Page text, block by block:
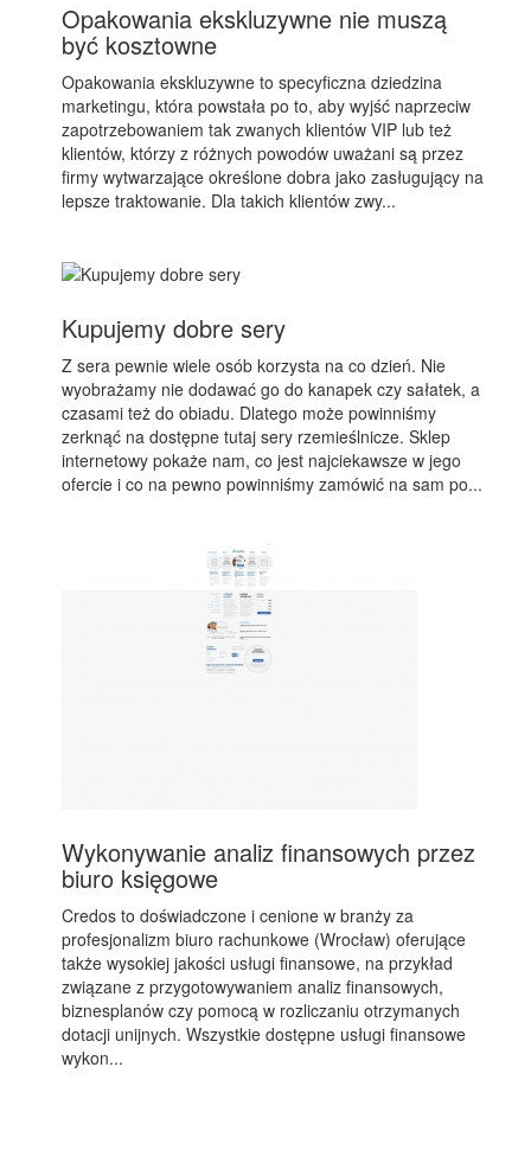
Opakowania ekskluzywne nie muszą
być kosztowne
Opakowania ekskluzywne to specyficzna dziedzina
marketingu, która powstała po to, aby wyjść naprzeciw
zapotrzebowaniem tak zwanych klientów VIP lub też
klientów, którzy z różnych powodów uważani są przez
firmy wytwarzające określone dobra jako zasługujący na
lepsze traktowanie. Dla takich klientów zwy...
Kupujemy dobre sery
Z sera pewnie wiele osób korzysta na co dzień. Nie
wyobrażamy nie dodawać go do kanapek czy sałatek, a
czasami też do obiadu. Dlatego może powinniśmy
zerknąć na dostępne tutaj sery rzemieślnicze. Sklep
internetowy pokaże nam, co jest najciekawsze w jego
ofercie i co na pewno powinniśmy zamówić na sam po...
Wykonywanie analiz finansowych przez
biuro księgowe
Credos to doświadczone i cenione w branży za
profesjonalizm biuro rachunkowe (Wrocław) oferujące
także wysokiej jakości usługi finansowe, na przykład
związane z przygotowywaniem analiz finansowych,
biznesplanów czy pomocą w rozliczaniu otrzymanych
dotacji unijnych. Wszystkie dostępne usługi finansowe
wykon...